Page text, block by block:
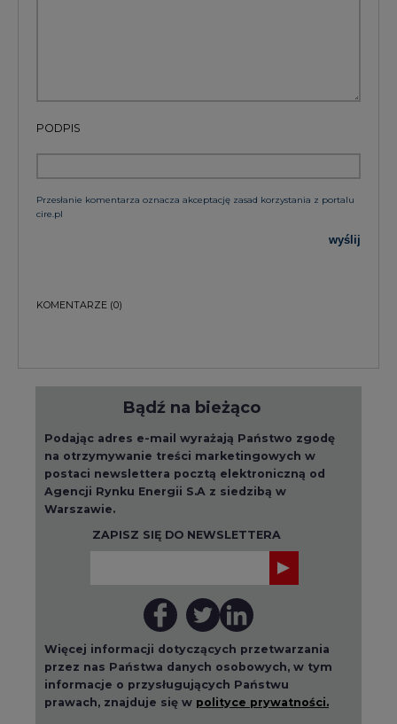
Przesłanie komentarza oznacza akceptację zasad korzystania z portalu
Podając adres e-mail wyrażają Państwo zgodę
na otrzymywanie treści marketingowych w
postaci newslettera pocztą elektroniczną od
Agencji Rynku Energii S.A z siedzibą w
Warszawie.
ZAPISZ SIĘ DO NEWSLETTERA
Więcej informacji dotyczących przetwarzania
przez nas Państwa danych osobowych, w tym
informacje o przysługujących Państwu
prawach, znajduje się w polityce prywatności.
Raporty branżowe